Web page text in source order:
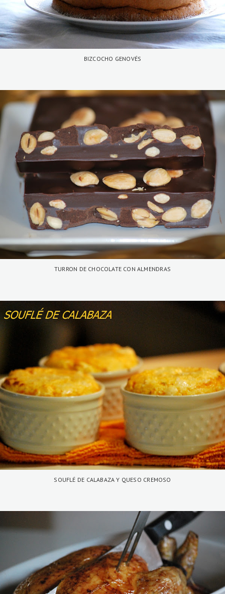
BIZCOCHO GENOVÉS
TURRON DE CHOCOLATE CON ALMENDRAS
SOUFLÉ DE CALABAZA Y QUESO CREMOSO